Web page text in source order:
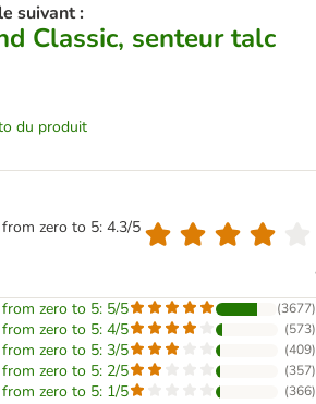
suivant :
Classic, senteur talc
du produit
zero to 5: 4.3/5
zero to 5: 5/5 (3677)
zero to 5: 4/5 (573)
zero to 5: 3/5 (409)
zero to 5: 2/5 (357)
zero to 5: 1/5 (366)